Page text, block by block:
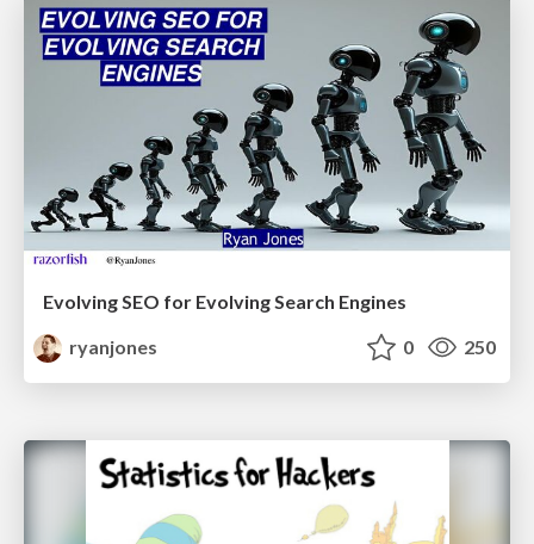
Evolving SEO for Evolving Search Engines
ryanjones
0 250